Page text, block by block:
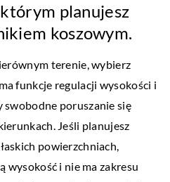
planujesz
koszowym.
terenie, wybierz
funkcje regulacji wysokości i
poruszanie się
Jeśli planujesz
powierzchniach,
wysokość i nie ma zakresu